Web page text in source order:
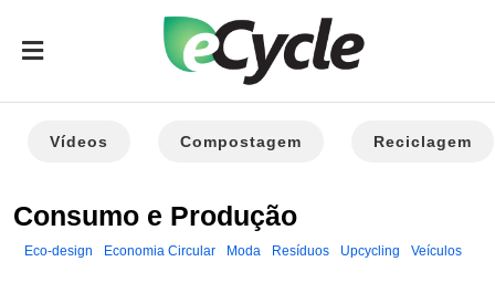
Vídeos Compostagem Reciclagem
Consumo e Produção
Eco-design Economia Circular Moda Resíduos Upcycling Veículos